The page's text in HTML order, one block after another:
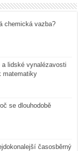
chemická vazba?
a lidské vynalézavosti
matematiky
se dlouhodobě
časosběrný